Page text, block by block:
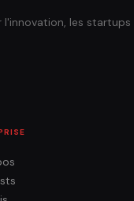
l'innovation, les startups